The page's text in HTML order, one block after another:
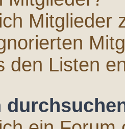
Mitglieder
den Listen